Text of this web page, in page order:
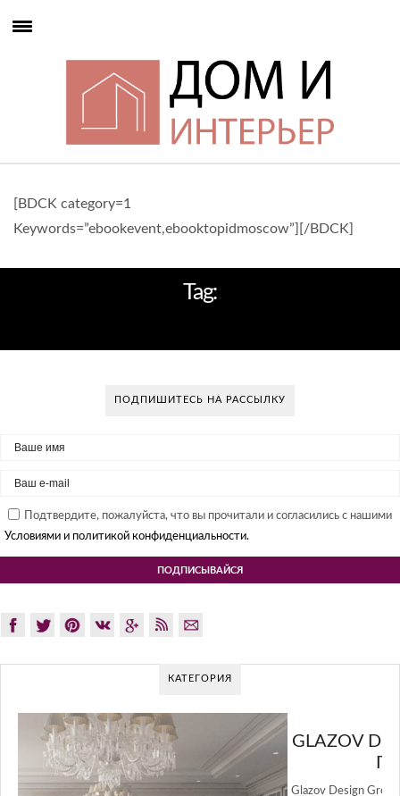
[BDCK category=1
Keywords=”ebookevent,ebooktopidmoscow”][/BDCK]
Tag:
ПОДПИШИТЕСЬ НА РАССЫЛКУ
Подтвердите, пожалуйста, что вы прочитали и согласились с нашими
Условиями и политикой конфиденциальности.
КАТЕГОРИЯ